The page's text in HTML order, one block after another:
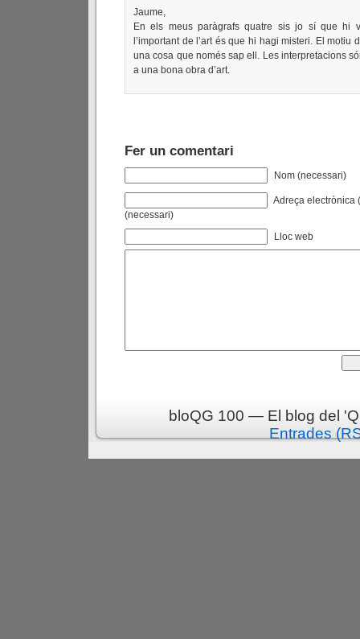
Jaume,
En els meus paràgrafs quatre sis jo sí que hi
l’important de l’art és que hi hagi misteri. El motiu
una cosa que només sap ell. Les interpretacions
a una bona obra d’art.
Fer un comentari
Nom (necessari)
Adreça electrònica
(necessari)
Lloc web
bloQG 100 — El blog del
Entrades